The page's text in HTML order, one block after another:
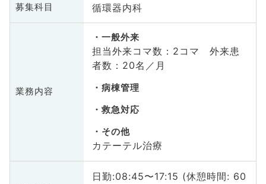
募集科目 循環器内科
業務内容
一般外来
担当外来コマ数：2コマ 外来患
者数：20名／月
病棟管理
救急対応
その他
カテーテル治療
日勤:08:45〜17:15 (休憩時間: 60